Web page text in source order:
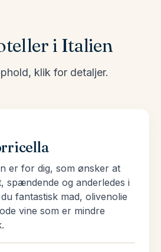
antal italienere interesserer
små detaljer. Så sæt
at tage livets detaljer til
egen ‘bella vita’.
sige Italien uden at tænke på
en fest af
i Italien
klik for detaljer.
er for dig, som ønsker at
spændende og anderledes i
fantastisk mad, olivenolie
vine som er mindre